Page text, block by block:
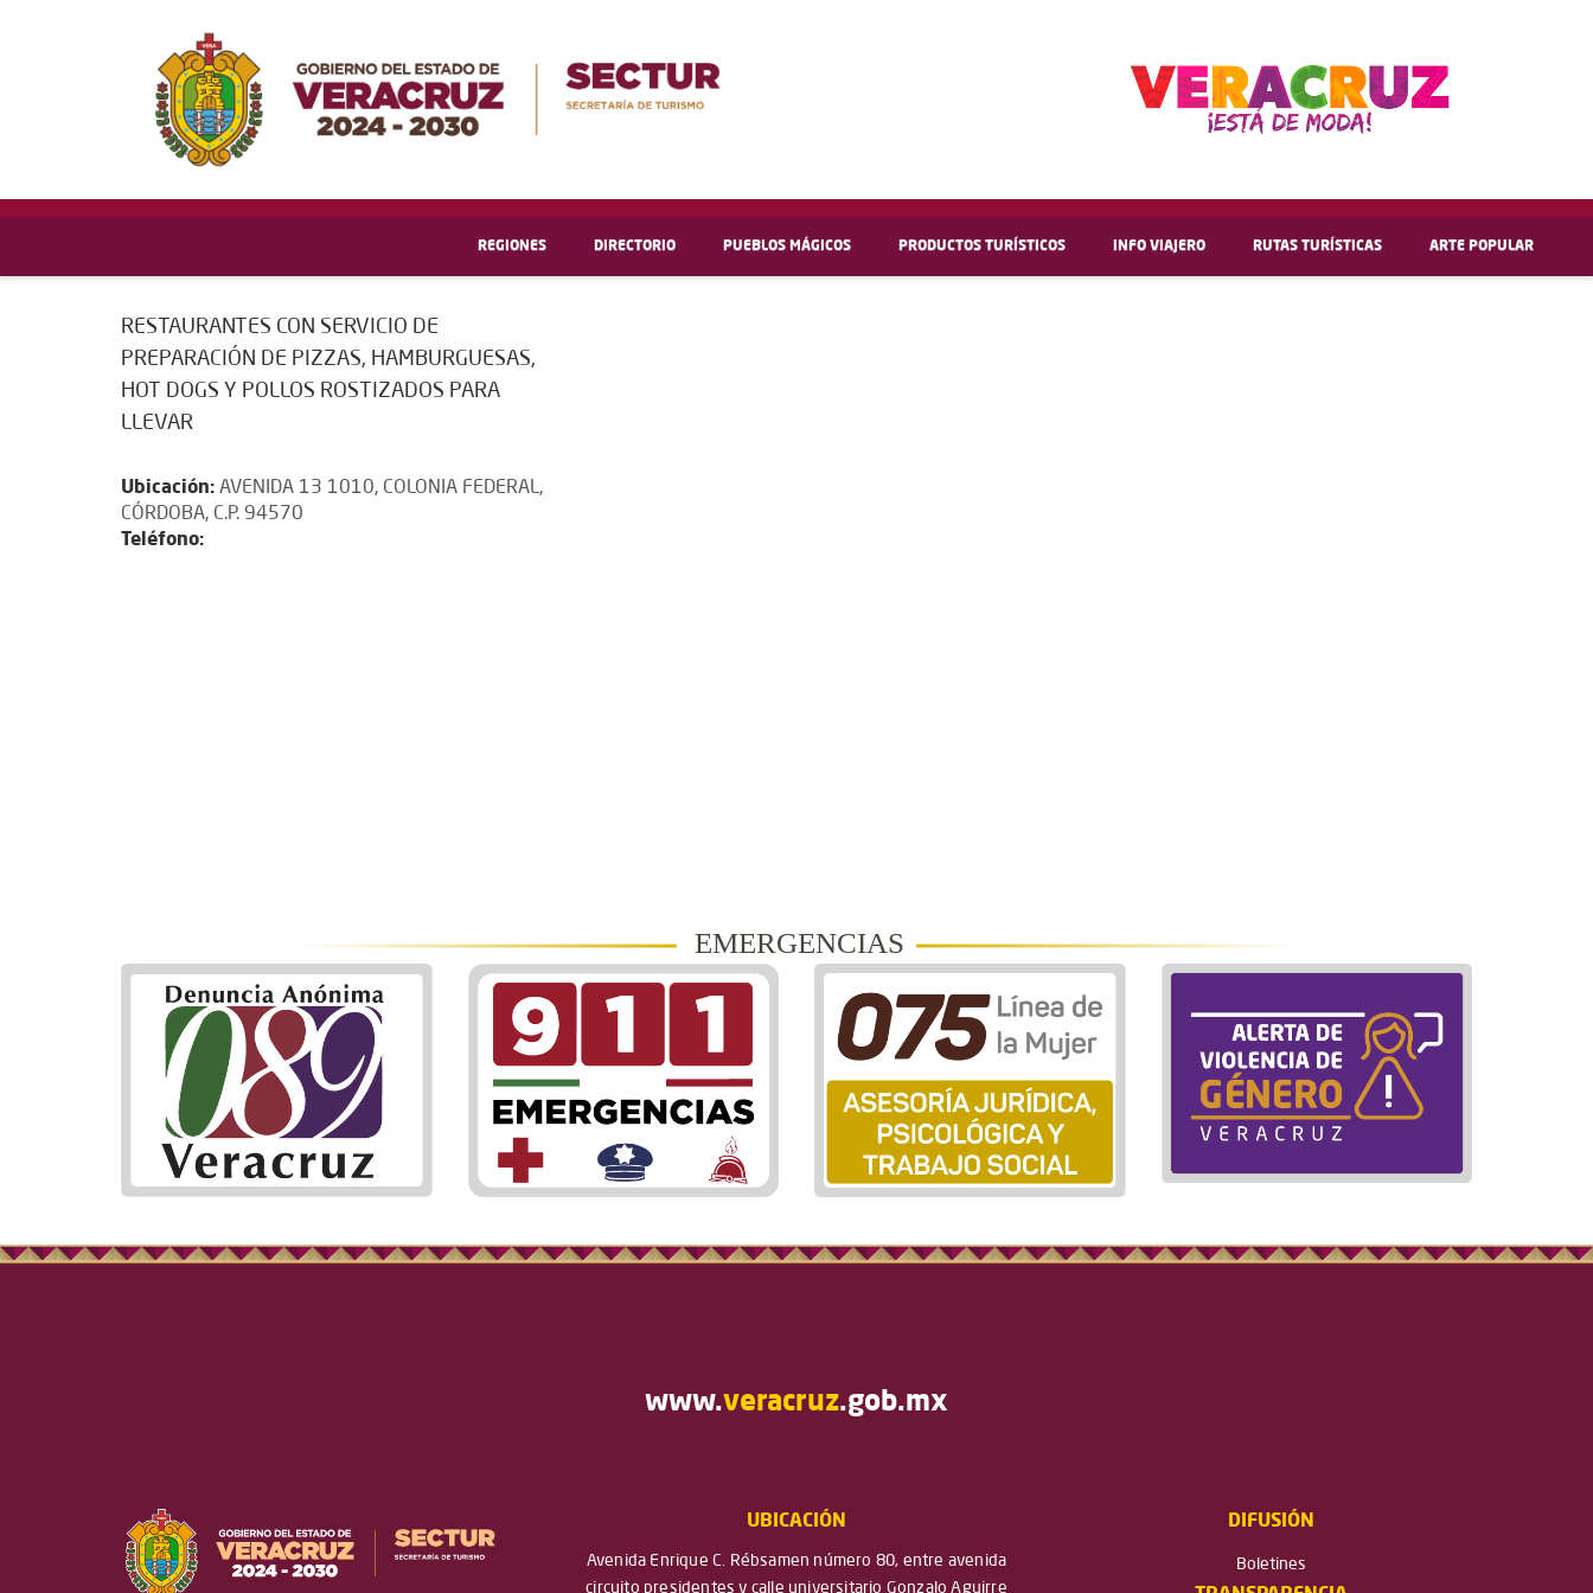
REGIONES DIRECTORIO PUEBLOS MÁGICOS PRODUCTOS TURÍSTICOS INFO VIAJERO RUTAS TURÍSTICAS ARTE POPULAR
RESTAURANTES CON SERVICIO DE
PREPARACIÓN DE PIZZAS, HAMBURGUESAS,
HOT DOGS Y POLLOS ROSTIZADOS PARA
LLEVAR
Ubicación: AVENIDA 13 1010, COLONIA FEDERAL,
CÓRDOBA, C.P. 94570
Teléfono:
EMERGENCIAS
www.veracruz.gob.mx
UBICACIÓN
Avenida Enrique C. Rébsamen número 80, entre avenida
circuito presidentes y calle universitario Gonzalo Aguirre
DIFUSIÓN
Boletines